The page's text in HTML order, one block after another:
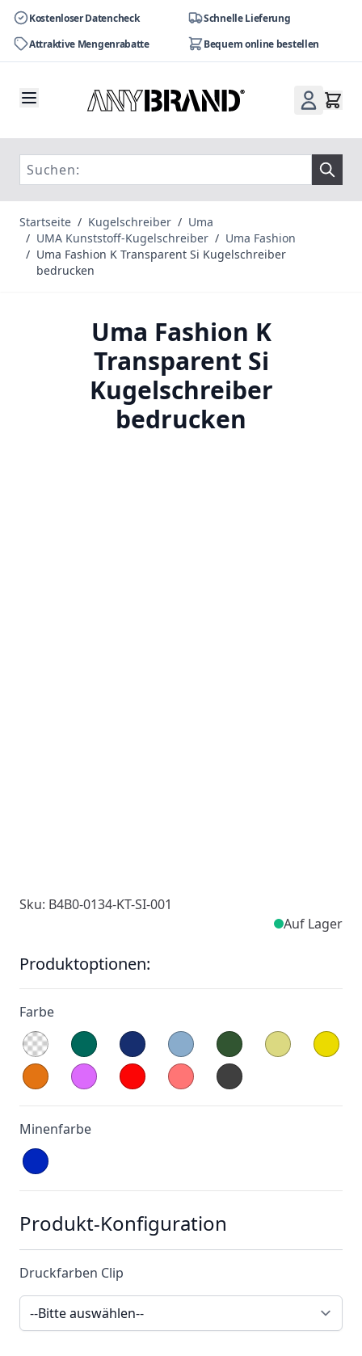
Kostenloser Datencheck
Schnelle Lieferung
Attraktive Mengenrabatte
Bequem online bestellen
Startseite / Kugelschreiber / Uma
/ UMA Kunststoff-Kugelschreiber / Uma Fashion
/ Uma Fashion K Transparent Si Kugelschreiber
bedrucken
Uma Fashion K
Transparent Si
Kugelschreiber
bedrucken
Sku: B4B0-0134-KT-SI-001
Auf Lager
Produktoptionen:
Farbe
Minenfarbe
Produkt-Konfiguration
Druckfarben Clip